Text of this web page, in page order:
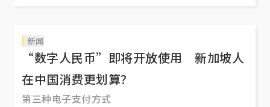
新闻
“数字人民币”即将开放使用 新加坡人
在中国消费更划算？
第三种电子支付方式